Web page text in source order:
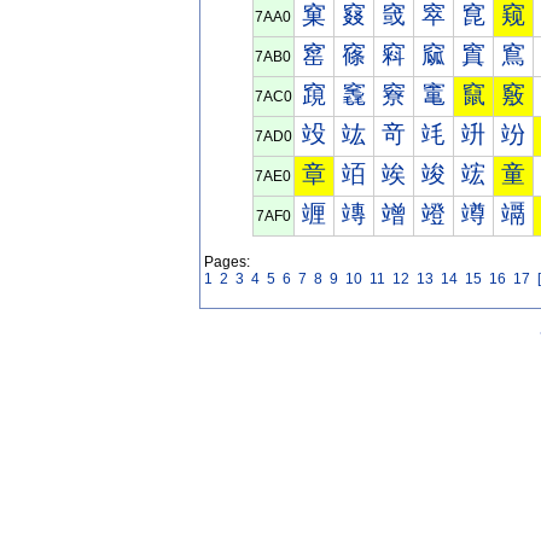
7AA0 窠 窡 窢 窣 窤 窥
7AB0 窰 窱 窲 窳 窴 窵
7AC0 竀 竁 竂 竃 竄 竅
7AD0 竐 竑 竒 竓 竔 竕
7AE0 章 竡 竢 竣 竤 童
7AF0 竰 竱 竲 竳 竴 竵
Pages:
1 2 3 4 5 6 7 8 9 10 11 12 13 14 15 16 17